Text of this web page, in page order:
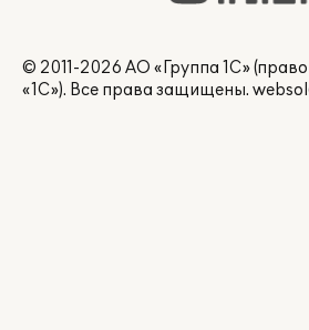
© 2011-2026 АО «Группа 1С»
«1С»). Все права защищены.